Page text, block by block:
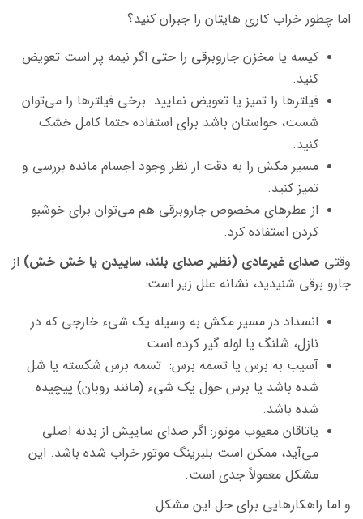
اما چطور خراب کاری هایتان را جبران کنید؟
کیسه یا مخزن جاروبرقی را حتی اگر نیمه پر است تعویض
کنید.
فیلترها را تمیز یا تعویض نمایید. برخی فیلترها را می‌توان
شست، حواستان باشد برای استفاده حتما کامل خشک
کنید.
مسیر مکش را به دقت از نظر وجود اجسام مانده بررسی و
تمیز کنید.
از عطرهای مخصوص جاروبرقی هم می‌توان برای خوشبو
کردن استفاده کرد.
وقتی صدای غیرعادی (نظیر صدای بلند، ساییدن یا خش خش) از
جارو برقی شنیدید، نشانه علل زیر است:
انسداد در مسیر مکش به وسیله یک شیء خارجی که در
نازل، شلنگ یا لوله گیر کرده است.
آسیب به برس یا تسمه برس: تسمه برس شکسته یا شل
شده باشد یا برس حول یک شیء (مانند روبان) پیچیده
شده باشد.
یاتاقان معیوب موتور: اگر صدای ساییش از بدنه اصلی
می‌آید، ممکن است بلبرینگ موتور خراب شده باشد. این
مشکل معمولاً جدی است.
و اما راهکارهایی برای حل این مشکل: